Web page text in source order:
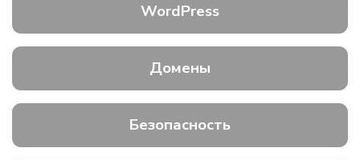
WordPress
Домены
Безопасность